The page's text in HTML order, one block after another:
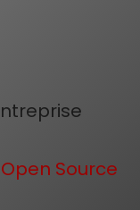
Open Source